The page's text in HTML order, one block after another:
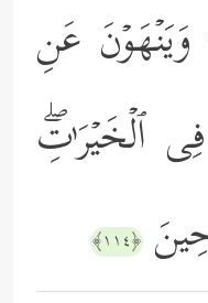
وَیَنۡهَوۡنَ عَنِ
ٱلۡخَیۡرَ ٰ⁠تِۖ
﴿١١٤﴾